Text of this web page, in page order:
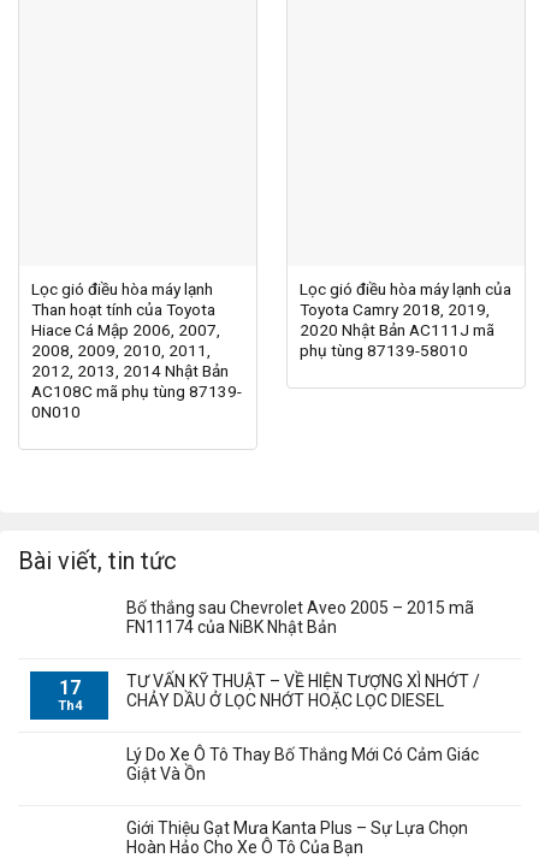
Lọc gió điều hòa máy lạnh
Than hoạt tính của Toyota
Hiace Cá Mập 2006, 2007,
2008, 2009, 2010, 2011,
2012, 2013, 2014 Nhật Bản
AC108C mã phụ tùng 87139-
0N010
Lọc gió điều hòa máy lạnh của
Toyota Camry 2018, 2019,
2020 Nhật Bản AC111J mã
phụ tùng 87139-58010
Bài viết, tin tức
Bố thắng sau Chevrolet Aveo 2005 – 2015 mã
FN11174 của NiBK Nhật Bản
17
Th4
TƯ VẤN KỸ THUẬT – VỀ HIỆN TƯỢNG XÌ NHỚT /
CHẢY DẦU Ở LỌC NHỚT HOẶC LỌC DIESEL
Lý Do Xe Ô Tô Thay Bố Thắng Mới Có Cảm Giác
Giật Và Ồn
Giới Thiệu Gạt Mưa Kanta Plus – Sự Lựa Chọn
Hoàn Hảo Cho Xe Ô Tô Của Bạn